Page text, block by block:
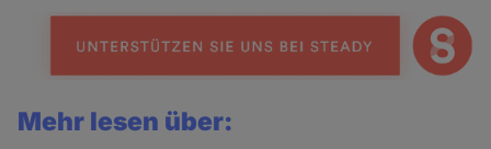
Mehr lesen über: